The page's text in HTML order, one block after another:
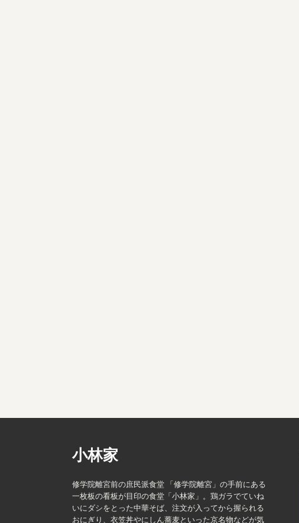
小林家
修学院離宮前の庶民派食堂 「修学院離宮」の手前にある
一枚板の看板が目印の食堂「小林家」。鶏ガラでていね
いにダシをとった中華そば、注文が入ってから握られる
おにぎり、衣笠丼やにしん蕎麦といった京名物などが気